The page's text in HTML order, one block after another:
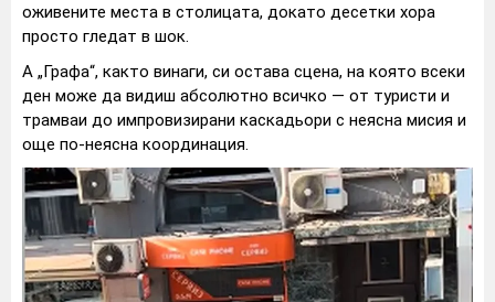
оживените места в столицата, докато десетки хора
просто гледат в шок.
А „Графа“, както винаги, си остава сцена, на която всеки
ден може да видиш абсолютно всичко — от туристи и
трамваи до импровизирани каскадьори с неясна мисия и
още по-неясна координация.